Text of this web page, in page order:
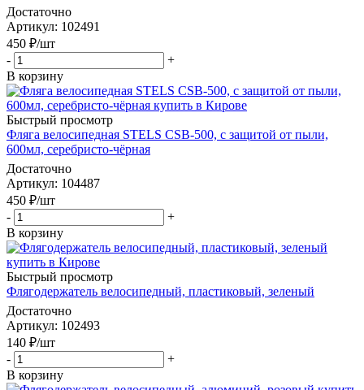
Достаточно
Артикул: 102491
450 ₽/шт
-
+
В корзину
Быстрый просмотр
Фляга велосипедная STELS CSB-500, с защитой от пыли,
600мл, серебристо-чёрная
Достаточно
Артикул: 104487
450 ₽/шт
-
+
В корзину
Быстрый просмотр
Флягодержатель велосипедный, пластиковый, зеленый
Достаточно
Артикул: 102493
140 ₽/шт
-
+
В корзину